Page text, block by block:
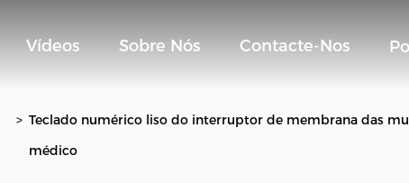
Vídeos Sobre Nós Contacte-Nos
> Teclado numérico liso do interruptor de membrana das
médico